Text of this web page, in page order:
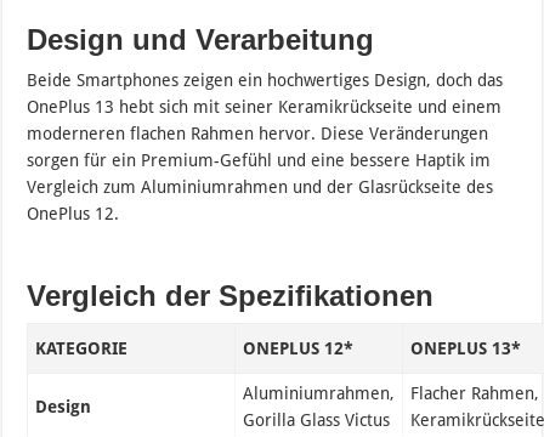
Design und Verarbeitung
Beide Smartphones zeigen ein hochwertiges Design, doch das
OnePlus 13 hebt sich mit seiner Keramikrückseite und einem
moderneren flachen Rahmen hervor. Diese Veränderungen
sorgen für ein Premium-Gefühl und eine bessere Haptik im
Vergleich zum Aluminiumrahmen und der Glasrückseite des
OnePlus 12.
Vergleich der Spezifikationen
KATEGORIE ONEPLUS 12* ONEPLUS 13*
Design
Aluminiumrahmen,
Gorilla Glass Victus
Flacher Rahmen,
Keramikrückseite